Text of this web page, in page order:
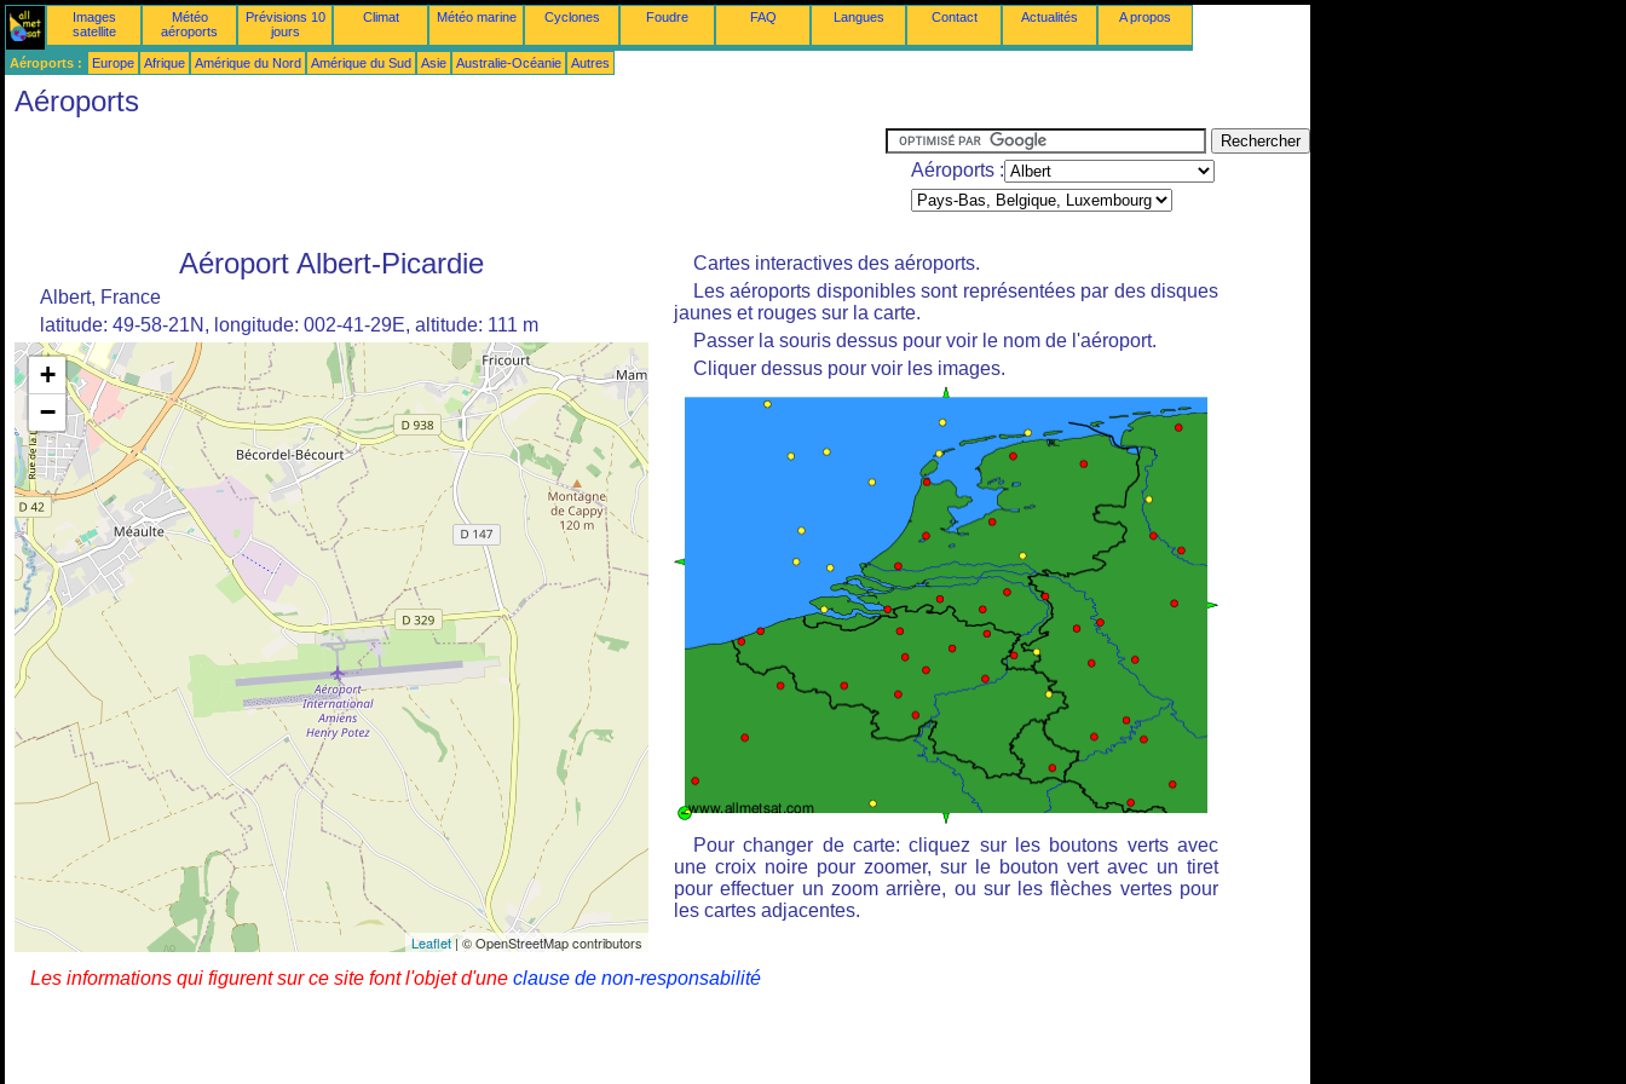
Images
satellite
Météo
aéroports
Prévisions 10
jours
Climat Météo marine Cyclones Foudre FAQ Langues Contact Actualités A propos
Aéroports : Europe Afrique Amérique du Nord Amérique du Sud Asie Australie-Océanie Autres
Aéroports
Aéroports :
Aéroport Albert-Picardie
Albert, France
latitude: 49-58-21N, longitude: 002-41-29E, altitude: 111 m
+
−
Leaflet| © OpenStreetMap contributors
Cartes interactives des aéroports.
Les aéroports disponibles sont représentées par des disques
jaunes et rouges sur la carte.
Passer la souris dessus pour voir le nom de l'aéroport.
Cliquer dessus pour voir les images.
Pour changer de carte: cliquez sur les boutons verts avec
une croix noire pour zoomer, sur le bouton vert avec un tiret
pour effectuer un zoom arrière, ou sur les flèches vertes pour
les cartes adjacentes.
Les informations qui figurent sur ce site font l'objet d'une clause de non-responsabilité